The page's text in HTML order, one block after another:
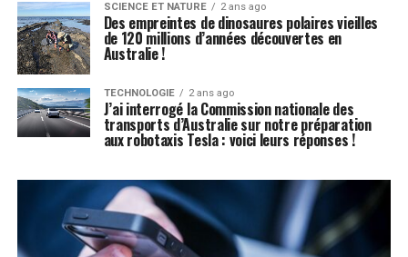
SCIENCE ET NATURE 2 ans ago
Des empreintes de dinosaures polaires vieilles
de 120 millions d’années découvertes en
Australie !
TECHNOLOGIE 2 ans ago
J’ai interrogé la Commission nationale des
transports d’Australie sur notre préparation
aux robotaxis Tesla : voici leurs réponses !